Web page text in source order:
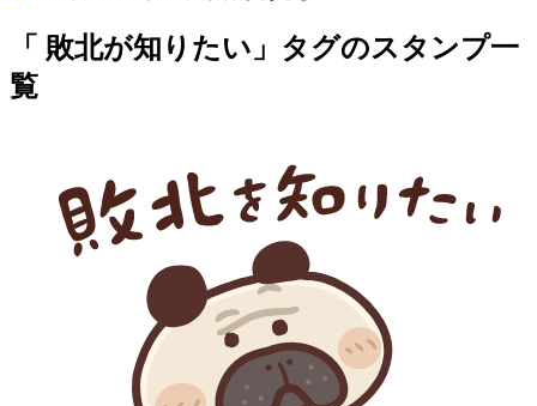
「 敗北が知りたい」タグのスタンプ一
覧